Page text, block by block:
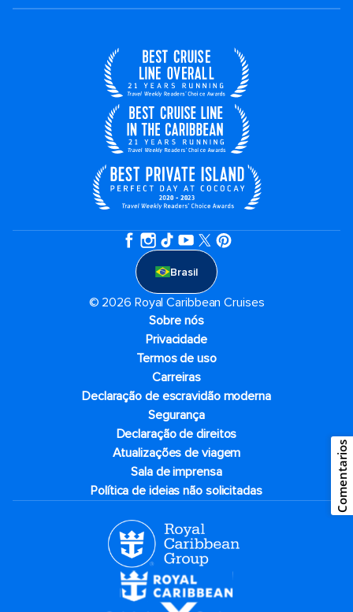
Brasil
© 2026 Royal Caribbean Cruises
Sobre nós
Privacidade
Termos de uso
Carreiras
Declaração de escravidão moderna
Segurança
Declaração de direitos
Atualizações de viagem
Sala de imprensa
Política de ideias não solicitadas
Comentarios